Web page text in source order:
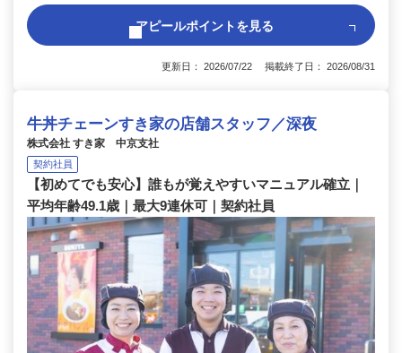
アピールポイントを見る
更新日： 2026/07/22 掲載終了日： 2026/08/31
牛丼チェーンすき家の店舗スタッフ／深夜
株式会社 すき家 中京支社
契約社員
【初めてでも安心】誰もが覚えやすいマニュアル確立｜
平均年齢49.1歳｜最大9連休可｜契約社員